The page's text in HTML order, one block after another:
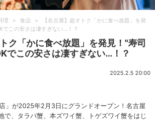
理 > 食品 >
【名古屋】超オトク「かに食べ放題」を発
でこの安さは凄すぎない…！？
ク「かに食べ放題」を発見！"寿司
でこの安さは凄すぎない…！？
2025.2.5 20:00
」が2025年2月3日にグランドオープン！名古屋
で、タラバ蟹、本ズワイ蟹、トゲズワイ蟹をはじ